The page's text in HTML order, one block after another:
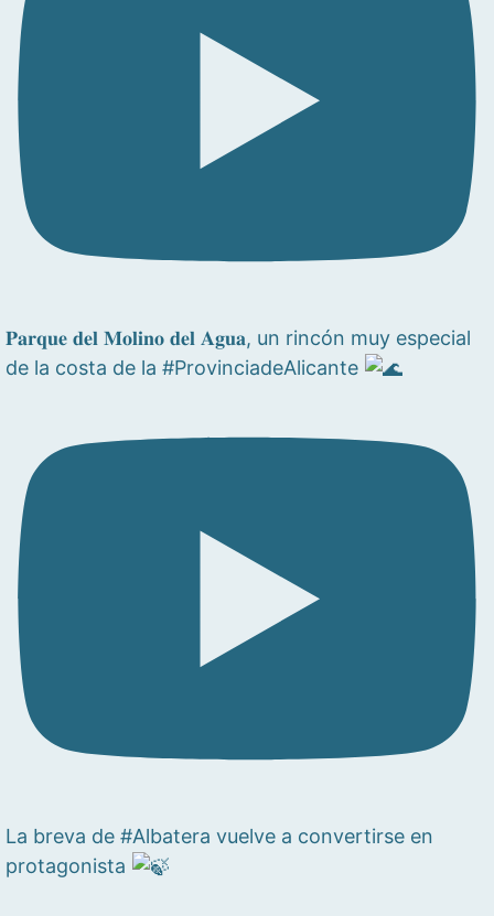
𝐏𝐚𝐫𝐪𝐮𝐞 𝐝𝐞𝐥 𝐌𝐨𝐥𝐢𝐧𝐨 𝐝𝐞𝐥 𝐀𝐠𝐮𝐚, un rincón muy especial
de la costa de la #ProvinciadeAlicante
La breva de #Albatera vuelve a convertirse en
protagonista